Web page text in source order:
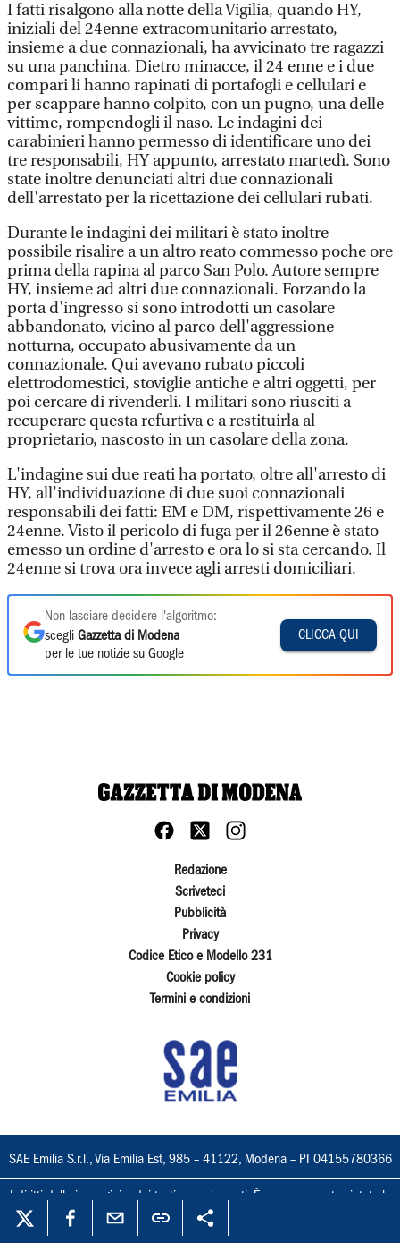
I fatti risalgono alla notte della Vigilia, quando HY,
iniziali del 24enne extracomunitario arrestato,
insieme a due connazionali, ha avvicinato tre ragazzi
su una panchina. Dietro minacce, il 24 enne e i due
compari li hanno rapinati di portafogli e cellulari e
per scappare hanno colpito, con un pugno, una delle
vittime, rompendogli il naso. Le indagini dei
carabinieri hanno permesso di identificare uno dei
tre responsabili, HY appunto, arrestato martedì. Sono
state inoltre denunciati altri due connazionali
dell'arrestato per la ricettazione dei cellulari rubati.
Durante le indagini dei militari è stato inoltre
possibile risalire a un altro reato commesso poche ore
prima della rapina al parco San Polo. Autore sempre
HY, insieme ad altri due connazionali. Forzando la
porta d'ingresso si sono introdotti un casolare
abbandonato, vicino al parco dell'aggressione
notturna, occupato abusivamente da un
connazionale. Qui avevano rubato piccoli
elettrodomestici, stoviglie antiche e altri oggetti, per
poi cercare di rivenderli. I militari sono riusciti a
recuperare questa refurtiva e a restituirla al
proprietario, nascosto in un casolare della zona.
L'indagine sui due reati ha portato, oltre all'arresto di
HY, all'individuazione di due suoi connazionali
responsabili dei fatti: EM e DM, rispettivamente 26 e
24enne. Visto il pericolo di fuga per il 26enne è stato
emesso un ordine d'arresto e ora lo si sta cercando. Il
24enne si trova ora invece agli arresti domiciliari.
Non lasciare decidere l'algoritmo:
scegli Gazzetta di Modena
per le tue notizie su Google
CLICCA QUI
Redazione
Scriveteci
Pubblicità
Privacy
Codice Etico e Modello 231
Cookie policy
Termini e condizioni
SAE Emilia S.r.l., Via Emilia Est, 985 – 41122, Modena – PI 04155780366
I diritti delle immagini e dei testi sono riservati. È espressamente vietata la
loro riproduzione con qualsiasi mezzo e l'adattamento totale o parziale.